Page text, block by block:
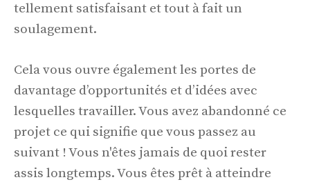
tellement satisfaisant et tout à fait un
soulagement.
Cela vous ouvre également les portes de
davantage d’opportunités et d’idées avec
lesquelles travailler. Vous avez abandonné ce
projet ce qui signifie que vous passez au
suivant ! Vous n'êtes jamais de quoi rester
assis longtemps. Vous êtes prêt à atteindre